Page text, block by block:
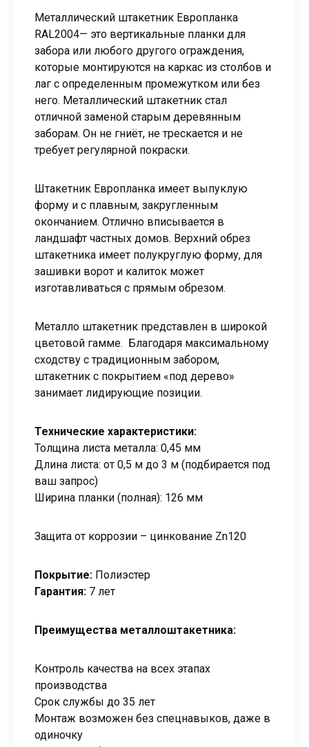
Металлический штакетник Европланка
RAL2004— это вертикальные планки для
забора или любого другого ограждения,
которые монтируются на каркас из столбов и
лаг с определенным промежутком или без
него. Металлический штакетник стал
отличной заменой старым деревянным
заборам. Он не гниёт, не трескается и не
требует регулярной покраски.
Штакетник Европланка имеет выпуклую
форму и с плавным, закругленным
окончанием. Отлично вписывается в
ландшафт частных домов. Верхний обрез
штакетника имеет полукруглую форму, для
зашивки ворот и калиток может
изготавливаться с прямым обрезом.
Металло штакетник представлен в широкой
цветовой гамме. Благодаря максимальному
сходству с традиционным забором,
штакетник с покрытием «под дерево»
занимает лидирующие позиции.
Технические характеристики:
Толщина листа металла: 0,45 мм
Длина листа: от 0,5 м до 3 м (подбирается под
ваш запрос)
Ширина планки (полная): 126 мм
Защита от коррозии – цинкование Zn120
Покрытие: Полиэстер
Гарантия: 7 лет
Преимущества металлоштакетника:
Контроль качества на всех этапах
производства
Срок службы до 35 лет
Монтаж возможен без спецнавыков, даже в
одиночку